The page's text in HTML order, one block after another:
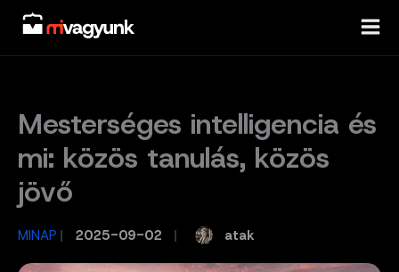
Skip
content
Mesterséges intelligencia és
mi: közös tanulás, közös
jövő
MINAP / 2025-09-02 atak